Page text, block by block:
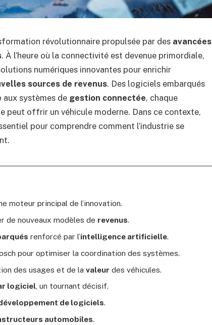
révolutionnaire propulsée par des avancées
. À l’heure où la connectivité est devenue primordiale,
numériques innovantes pour enrichir
sources de revenus. Des logiciels embarqués
aux systèmes de gestion connectée, chaque
peut offrir un véhicule moderne. Dans ce contexte,
pour comprendre comment l’industrie se
moteur principal de l’innovation.
de nouveaux modèles de revenus.
renforcé par l’intelligence artificielle.
pour optimiser la coordination des systèmes.
des usages et de la valeur des véhicules.
logiciel, un tournant décisif.
de logiciels.
automobiles.